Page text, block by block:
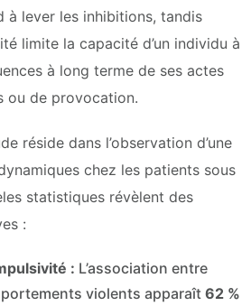
à lever les inhibitions, tandis
limite la capacité d’un individu à
à long terme de ses actes
ou de provocation.
réside dans l’observation d’une
chez les patients sous
statistiques révèlent des
:
: L’association entre
violents apparaît 62 %